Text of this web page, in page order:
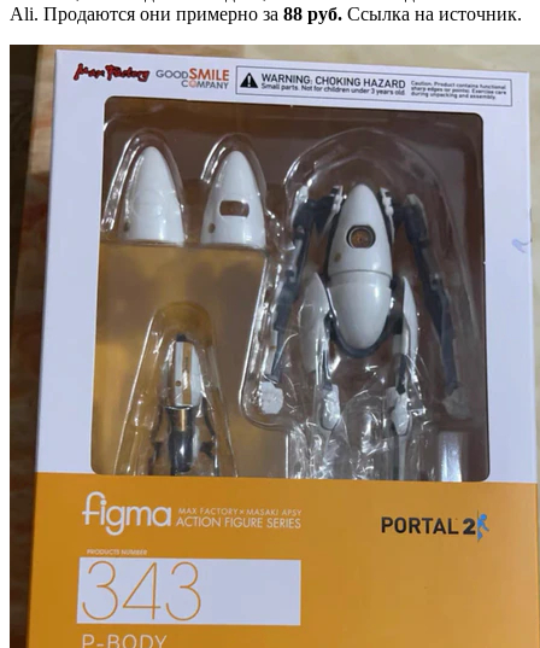
Ali. Продаются они примерно за 88 руб. Ссылка на источник.